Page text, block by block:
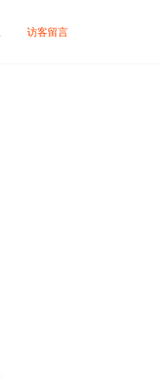
访客留言